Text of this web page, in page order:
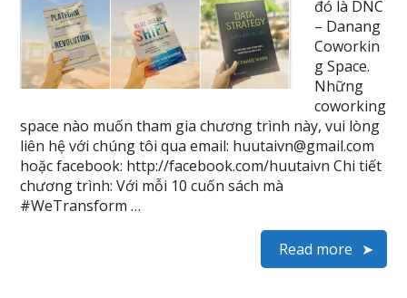
đó là DNC
– Danang
Coworkin
g Space.
Những
coworking
space nào muốn tham gia chương trình này, vui lòng
liên hệ với chúng tôi qua email: huutaivn@gmail.com
hoặc facebook: http://facebook.com/huutaivn Chi tiết
chương trình: Với mỗi 10 cuốn sách mà
#WeTransform …
Read more